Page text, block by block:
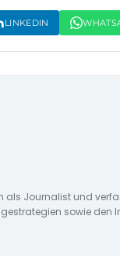
LINKEDIN
als Journalist und
sowie